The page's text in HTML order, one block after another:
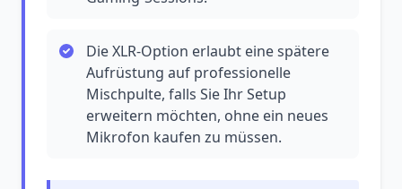
Die XLR-Option erlaubt eine spätere
Aufrüstung auf professionelle
Mischpulte, falls Sie Ihr Setup
erweitern möchten, ohne ein neues
Mikrofon kaufen zu müssen.